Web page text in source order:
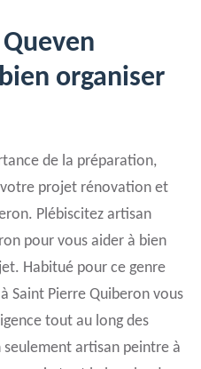
organiser
de la préparation,
votre projet rénovation et
Plébiscitez artisan
pour vous aider à bien
Habitué pour ce genre
Saint Pierre Quiberon vous
tout au long des
artisan peintre à